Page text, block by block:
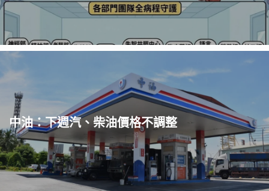
中油：下週汽、柴油價格不調整